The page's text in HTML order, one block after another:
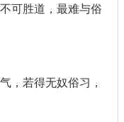
可胜道，最难与俗
，若得无奴俗习，